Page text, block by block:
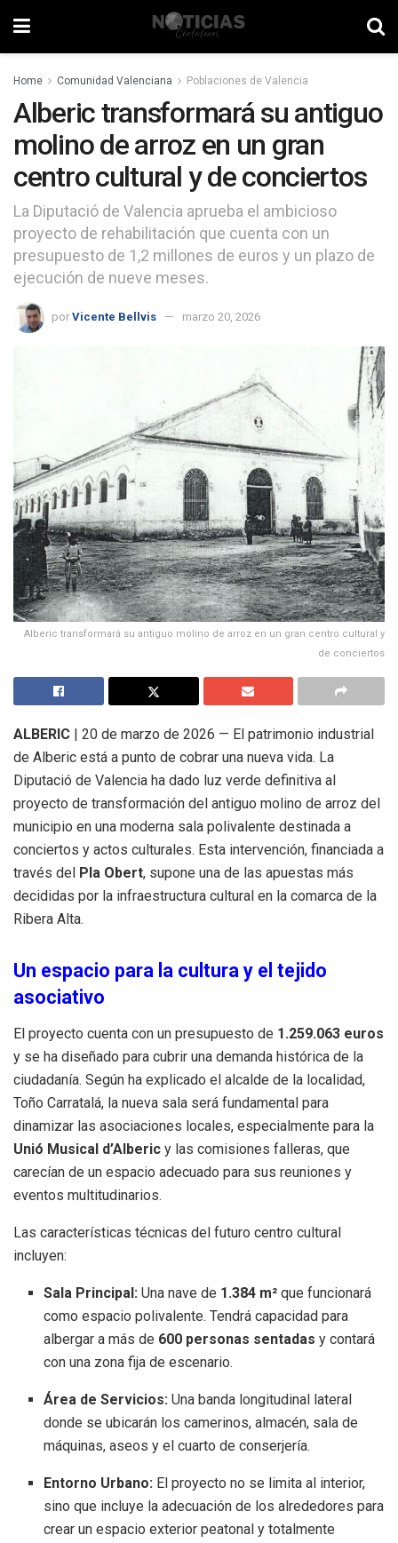
Home Comunidad Valenciana Poblaciones de Valencia
Alberic transformará su antiguo
molino de arroz en un gran
centro cultural y de conciertos
La Diputació de Valencia aprueba el ambicioso
proyecto de rehabilitación que cuenta con un
presupuesto de 1,2 millones de euros y un plazo de
ejecución de nueve meses.
por Vicente Bellvis marzo 20, 2026
Alberic transformará su antiguo molino de arroz en un gran centro cultural y
de conciertos
ALBERIC | 20 de marzo de 2026 — El patrimonio industrial
de Alberic está a punto de cobrar una nueva vida. La
Diputació de Valencia ha dado luz verde definitiva al
proyecto de transformación del antiguo molino de arroz del
municipio en una moderna sala polivalente destinada a
conciertos y actos culturales. Esta intervención, financiada a
través del Pla Obert, supone una de las apuestas más
decididas por la infraestructura cultural en la comarca de la
Ribera Alta.
Un espacio para la cultura y el tejido
asociativo
El proyecto cuenta con un presupuesto de 1.259.063 euros
y se ha diseñado para cubrir una demanda histórica de la
ciudadanía. Según ha explicado el alcalde de la localidad,
Toño Carratalá, la nueva sala será fundamental para
dinamizar las asociaciones locales, especialmente para la
Unió Musical d’Alberic y las comisiones falleras, que
carecían de un espacio adecuado para sus reuniones y
eventos multitudinarios.
Las características técnicas del futuro centro cultural
incluyen:
Sala Principal: Una nave de 1.384 m² que funcionará
como espacio polivalente.Tendrá capacidad para
albergar a más de 600 personas sentadas y contará
con una zona fija de escenario.
Área de Servicios: Una banda longitudinal lateral
donde se ubicarán los camerinos, almacén, sala de
máquinas, aseos y el cuarto de conserjería.
Entorno Urbano: El proyecto no se limita al interior,
sino que incluye la adecuación de los alrededores para
crear un espacio exterior peatonal y totalmente